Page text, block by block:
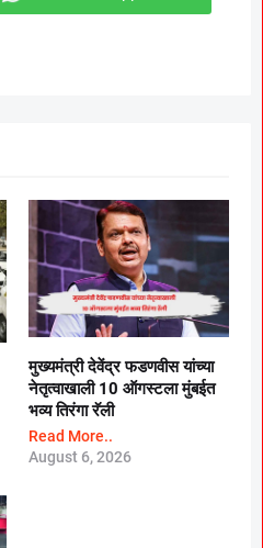
मुख्यमंत्री देवेंद्र फडणवीस यांच्या
नेतृत्वाखाली 10 ऑगस्टला मुंबईत
भव्य तिरंगा रॅली
Read More..
August 6, 2026